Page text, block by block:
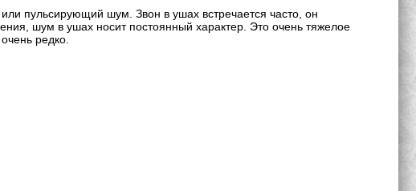
пульсирующий шум. Звон в ушах встречается часто, он
шум в ушах носит постоянный характер. Это очень тяжелое
редко.